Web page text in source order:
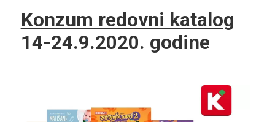
Konzum redovni katalog
14-24.9.2020. godine